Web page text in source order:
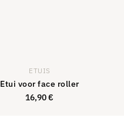
ETUIS
Etui voor face roller
16,90€